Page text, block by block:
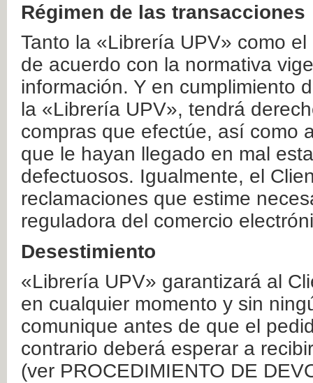
Régimen de las transacciones
Tanto la «Librería UPV» como
de acuerdo con la normativa
información. Y en cumplimiento
la «Librería UPV», tendrá
compras que efectúe, así como
que le hayan llegado en mal
defectuosos. Igualmente, el
reclamaciones que estime
reguladora del comercio
Desestimiento
«Librería UPV» garantizará al
en cualquier momento y sin
comunique antes de que el
contrario deberá esperar a
(ver PROCEDIMIENTO DE